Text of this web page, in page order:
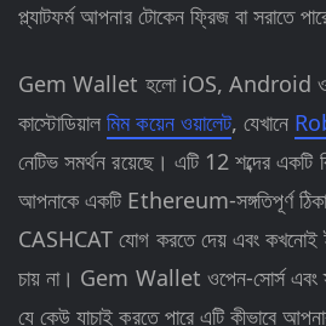
প্ল্যাটফর্ম আপনার টোকেন ফ্রিজ বা সরাতে
Gem Wallet হলো iOS, Android ও
কাস্টোডিয়ালমিম কয়েন ওয়ালেট, যেখানে
নেটিভ সমর্থন রয়েছে। এটি 12 শব্দের একটি
আপনাকে একটি Ethereum-সঙ্গতিপূর্ণ ঠিকানা
CASHCAT যোগ করতে দেয় এবং কখনোই
চায় না। Gem Wallet ওপেন-সোর্স এবং
যে কেউ যাচাই করতে পারে এটি কীভাবে